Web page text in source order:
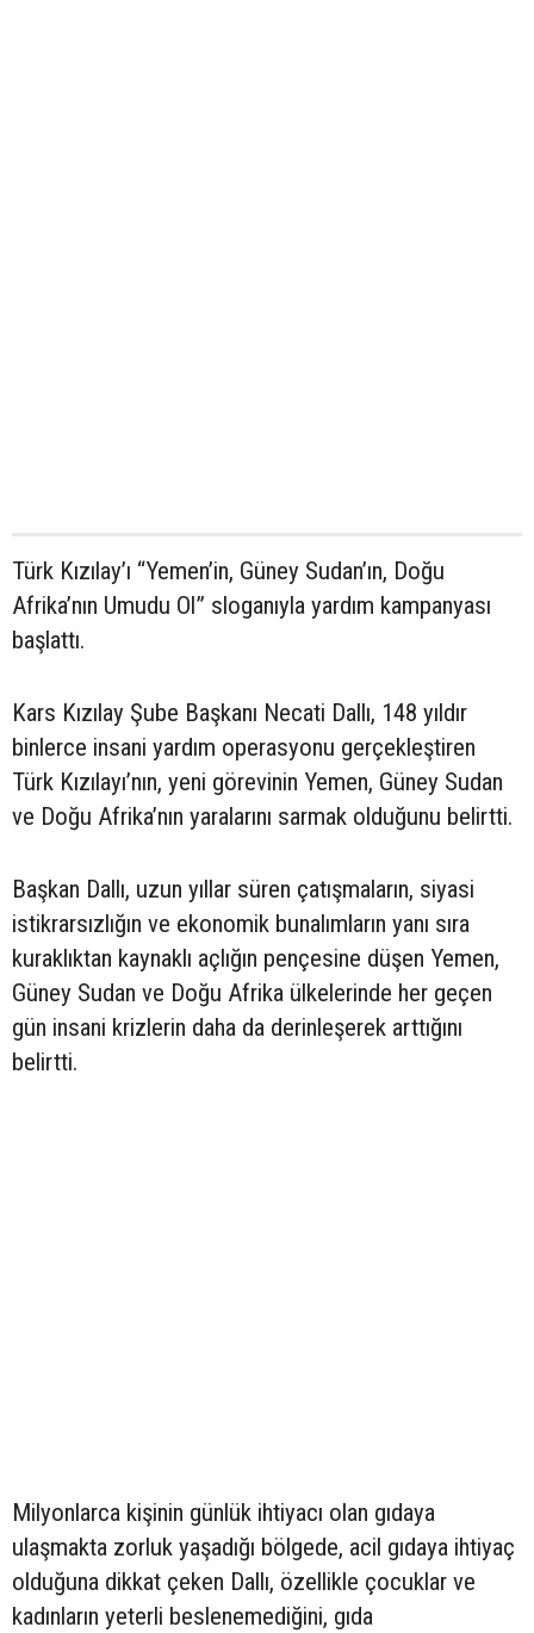
Türk Kızılay’ı “Yemen’in, Güney Sudan’ın, Doğu
Afrika’nın Umudu Ol” sloganıyla yardım kampanyası
başlattı.
Kars Kızılay Şube Başkanı Necati Dallı, 148 yıldır
binlerce insani yardım operasyonu gerçekleştiren
Türk Kızılayı’nın, yeni görevinin Yemen, Güney Sudan
ve Doğu Afrika’nın yaralarını sarmak olduğunu belirtti.
Başkan Dallı, uzun yıllar süren çatışmaların, siyasi
istikrarsızlığın ve ekonomik bunalımların yanı sıra
kuraklıktan kaynaklı açlığın pençesine düşen Yemen,
Güney Sudan ve Doğu Afrika ülkelerinde her geçen
gün insani krizlerin daha da derinleşerek arttığını
belirtti.
Milyonlarca kişinin günlük ihtiyacı olan gıdaya
ulaşmakta zorluk yaşadığı bölgede, acil gıdaya ihtiyaç
olduğuna dikkat çeken Dallı, özellikle çocuklar ve
kadınların yeterli beslenemediğini, gıda